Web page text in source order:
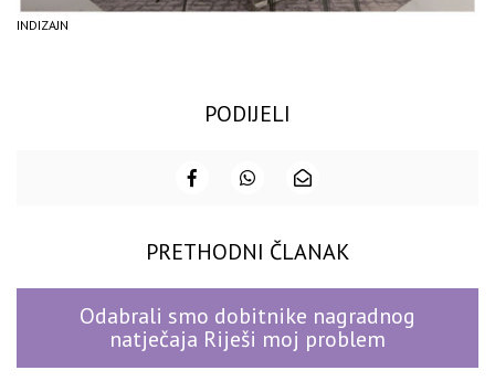
INDIZAJN
PODIJELI
PRETHODNI ČLANAK
Odabrali smo dobitnike nagradnog
natječaja Riješi moj problem